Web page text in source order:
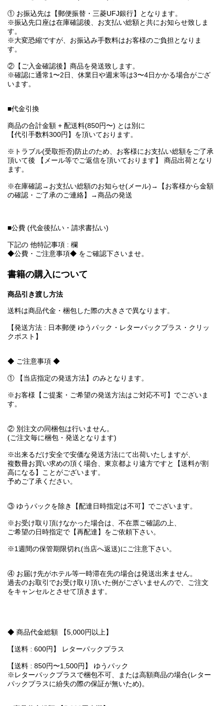
① お振込先は【郵便振替・三菱UFJ銀行】となります。
※振込先口座は在庫確認後、お支払い総額と共にお知らせ致しま
す。
※大変恐縮ですが、お振込み手数料はお客様のご負担となりま
す。
②【ご入金確認後】商品を発送致します。
※確認に通常1〜2日、休業日や週末等は3〜4日かかる場合がござ
います。
■代金引換
商品の合計金額 + 配送料(850円〜) とは別に
【代引手数料300円】を頂いております。
※トラブル(受取拒否)防止のため、お客様にお支払い総額をご了承
頂いて後 【メール等でご返信を頂いております】 商品出荷となり
ます。
※在庫確認→お支払い総額のお知らせ(メール)→【お客様から金額
の確認・ご了承のご連絡】→商品の発送
■公費 (代金後払い・請求書払い)
下記の 他特記事項 : 欄
◆公費・ご注意事項◆ をご確認下さいませ。
書籍の購入について
商品引き渡し方法
送料は商品代金・梱包した際の大きさで異なります。
【発送方法 : 日本郵便 ゆうパック・レターパックプラス・クリッ
クポスト】
◆ ご注意事項 ◆
① 【当店指定の発送方法】のみとなります。
※お客様【ご提案・ご希望の発送方法はご対応不可】でございま
す。
② 別注文の同梱包は行いません。
(ご注文毎に梱包・発送となります)
※出来るだけ安全で安価な発送方法にて出荷いたしますが、
複数冊お買い求めの頂く場合、東京都より遠方ですと【送料が割
高になる】ことがございます。
予めご了承ください。
③ ゆうパックを除き【配達日時指定は不可】でございます。
※お受け取り頂けなかった場合は、不在票ご確認の上、
ご希望の日時指定で【再配達】をご依頼下さい。
※1週間の保管期限切れ(当店へ返送)にご注意下さい。
④ お届け先がホテル等一時滞在先の場合は発送出来ません。
過去のお取引でお受け取り頂いた例がございませんので、ご注文
をキャンセルとさせて頂きます。
◆ 商品代金総額 【5,000円以上】
【送料 : 600円】 レターパックプラス
【送料 : 850円〜1,500円】 ゆうパック
※レターパックプラスで梱包不可、または高額商品の場合(レター
パックプラスに紛失の際の保証が無いため)。